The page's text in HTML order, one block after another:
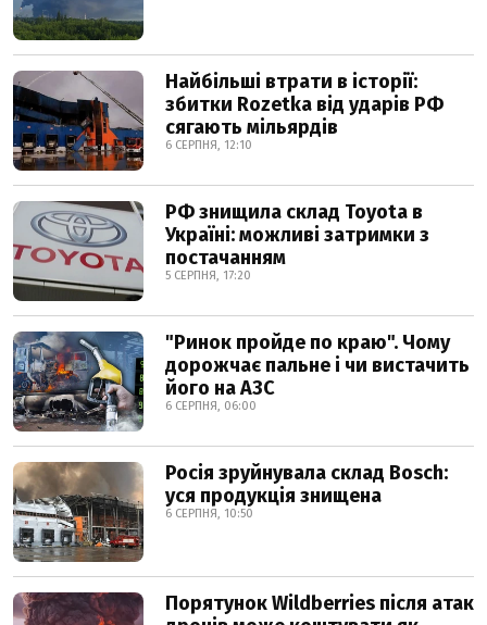
Найбільші втрати в історії:
збитки Rozetka від ударів РФ
сягають мільярдів
6 СЕРПНЯ, 12:10
РФ знищила склад Toyota в
Україні: можливі затримки з
постачанням
5 СЕРПНЯ, 17:20
"Ринок пройде по краю". Чому
дорожчає пальне і чи вистачить
його на АЗС
6 СЕРПНЯ, 06:00
Росія зруйнувала склад Bosch:
уся продукція знищена
6 СЕРПНЯ, 10:50
Порятунок Wildberries після атак